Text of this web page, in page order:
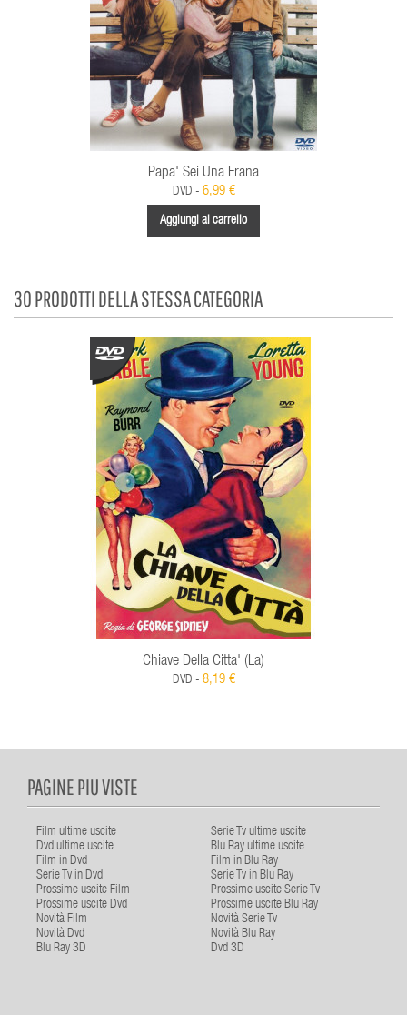
Papa' Sei Una Frana
DVD - 6,99 €
Aggiungi al carrello
30 PRODOTTI DELLA STESSA CATEGORIA
Chiave Della Citta' (La)
DVD - 8,19 €
PAGINE PIU VISTE
Film ultime uscite
Serie Tv ultime uscite
Dvd ultime uscite
Blu Ray ultime uscite
Film in Dvd
Film in Blu Ray
Serie Tv in Dvd
Serie Tv in Blu Ray
Prossime uscite Film
Prossime uscite Serie Tv
Prossime uscite Dvd
Prossime uscite Blu Ray
Novità Film
Novità Serie Tv
Novità Dvd
Novità Blu Ray
Blu Ray 3D
Dvd 3D